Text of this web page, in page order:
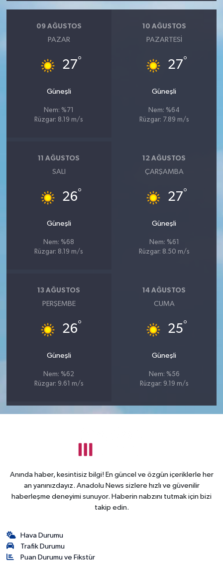
09 AĞUSTOS
PAZAR
27°
Güneşli
Nem: %71
Rüzgar: 8.19 m/s
10 AĞUSTOS
PAZARTESI
27°
Güneşli
Nem: %64
Rüzgar: 7.89 m/s
11 AĞUSTOS
SALI
26°
Güneşli
Nem: %68
Rüzgar: 8.19 m/s
12 AĞUSTOS
ÇARŞAMBA
27°
Güneşli
Nem: %61
Rüzgar: 8.50 m/s
13 AĞUSTOS
PERŞEMBE
26°
Güneşli
Nem: %62
Rüzgar: 9.61 m/s
14 AĞUSTOS
CUMA
25°
Güneşli
Nem: %56
Rüzgar: 9.19 m/s
Anında haber, kesintisiz bilgi! En güncel ve özgün içeriklerle her
an yanınızdayız. Anadolu News sizlere hızlı ve güvenilir
haberleşme deneyimi sunuyor. Haberin nabzını tutmak için bizi
takip edin.
Hava Durumu
Trafik Durumu
Puan Durumu ve Fikstür